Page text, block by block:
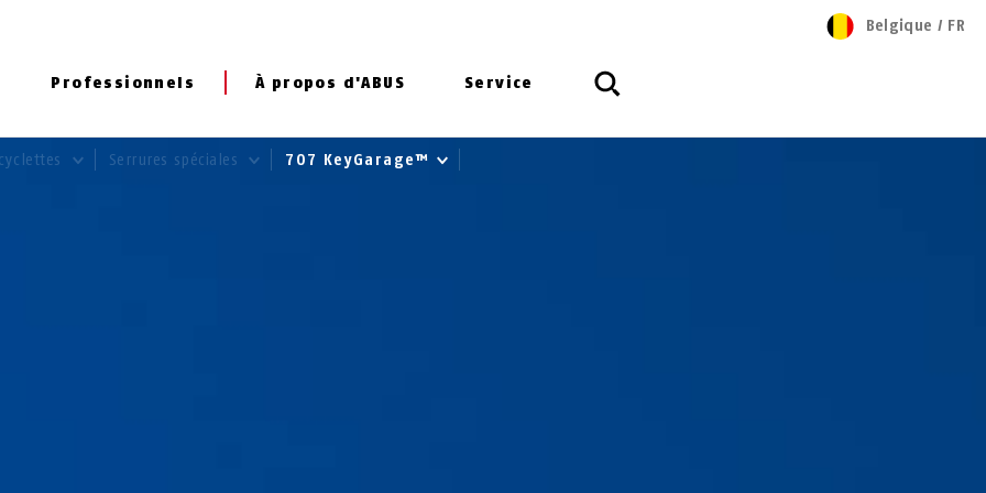
Professionnels À propos d'ABUS Service
Belgique / FR
Serrures spéciales 707 KeyGarage™